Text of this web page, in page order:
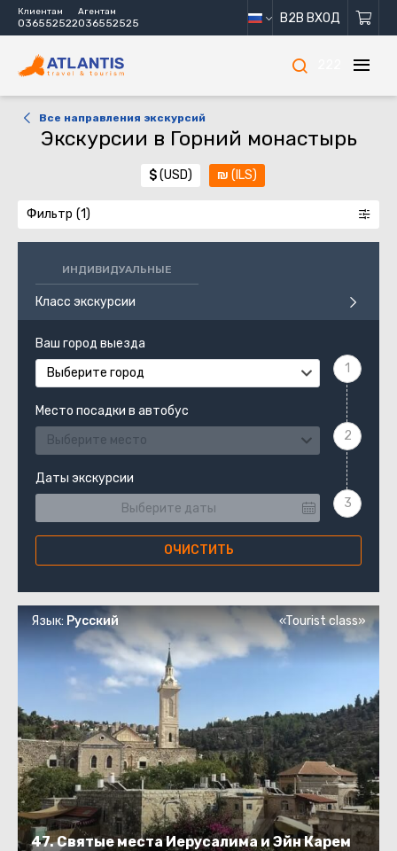
Клиентам
036552522
Агентам
036552525 B2B ВХОД
Все направления экскурсий
Экскурсии в Горний монастырь
$(USD) ₪ (ILS)
Фильтр
ИНДИВИДУАЛЬНЫЕ
Класс экскурсии
Ваш город выезда
Выберите город
Место посадки в автобус
Выберите место
Даты экскурсии
ОЧИСТИТЬ
47. Святые места Иерусалима и Эйн Карем
Язык: Русский «Tourist class»